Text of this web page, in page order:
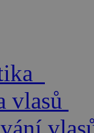
vlasů